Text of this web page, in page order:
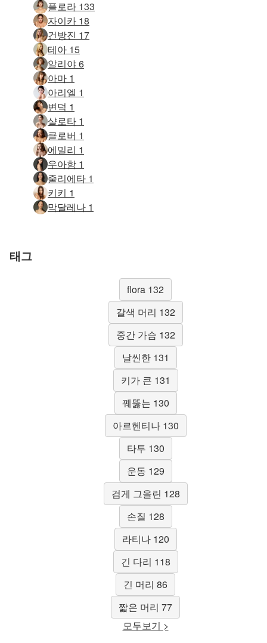
플로라 133
자이카 18
건방진 17
테아 15
알리야 6
아마 1
아리엘 1
변덕 1
샬로타 1
클로버 1
에밀리 1
우아함 1
줄리에타 1
키키 1
막달레나 1
태그
flora 132
갈색 머리 132
중간 가슴 132
날씬한 131
키가 큰 131
꿰뚫는 130
아르헨티나 130
타투 130
운동 129
검게 그을린 128
손질 128
라티나 120
긴 다리 118
긴 머리 86
짧은 머리 77
모두보기 >